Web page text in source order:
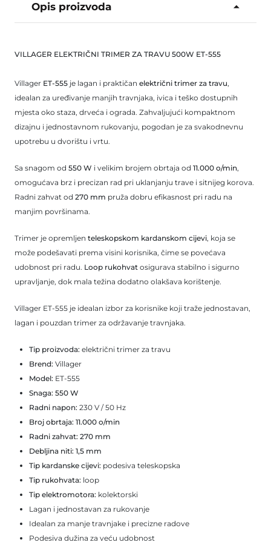
Opis proizvoda
VILLAGER ELEKTRIČNI TRIMER ZA TRAVU 500W ET-555
Villager ET‑555 je lagan i praktičan električni trimer za travu,
idealan za uređivanje manjih travnjaka, ivica i teško dostupnih
mjesta oko staza, drveća i ograda. Zahvaljujući kompaktnom
dizajnu i jednostavnom rukovanju, pogodan je za svakodnevnu
upotrebu u dvorištu i vrtu.
Sa snagom od 550 W i velikim brojem obrtaja od 11.000 o/min,
omogućava brz i precizan rad pri uklanjanju trave i sitnijeg korova.
Radni zahvat od 270 mm pruža dobru efikasnost pri radu na
manjim površinama.
Trimer je opremljen teleskopskom kardanskom cijevi, koja se
može podešavati prema visini korisnika, čime se povećava
udobnost pri radu. Loop rukohvat osigurava stabilno i sigurno
upravljanje, dok mala težina dodatno olakšava korištenje.
Villager ET‑555 je idealan izbor za korisnike koji traže jednostavan,
lagan i pouzdan trimer za održavanje travnjaka.
Tip proizvoda: električni trimer za travu
Brend: Villager
Model: ET‑555
Snaga: 550 W
Radni napon: 230 V / 50 Hz
Broj obrtaja: 11.000 o/min
Radni zahvat: 270 mm
Debljina niti: 1,5 mm
Tip kardanske cijevi: podesiva teleskopska
Tip rukohvata: loop
Tip elektromotora: kolektorski
Lagan i jednostavan za rukovanje
Idealan za manje travnjake i precizne radove
Podesiva dužina za veću udobnost